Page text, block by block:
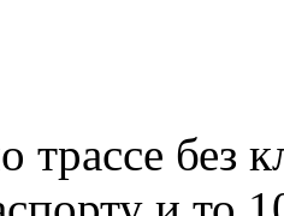
трассе без